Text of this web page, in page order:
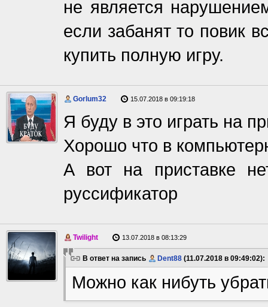
не является
если забанят то повик
купить полную игру.
Gorlum32 15.07.2018 в 09:19:18
Я буду в это играть на
Хорошо что в
А вот на приставке
руссификатор
Twilight 13.07.2018 в 08:13:29
В ответ на запись Dent88 (11.07.2018 в 09:49:02):
Можно как нибуть